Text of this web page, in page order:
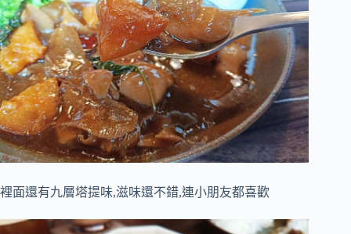
裡面還有九層塔提味,滋味還不錯,連小朋友都喜歡